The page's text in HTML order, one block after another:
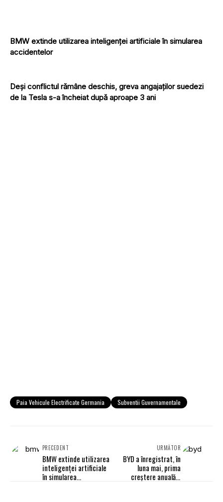
BMW extinde utilizarea inteligenței artificiale în simularea
accidentelor
Deși conflictul rămâne deschis, greva angajaților suedezi
de la Tesla s-a încheiat după aproape 3 ani
Paia Vehicule Electrificate Germania Subventii Guvernamentale
PRECEDENT
BMW extinde utilizarea
inteligenței artificiale
în simularea
URMĂTOR
BYD a înregistrat, în
luna mai, prima
creștere anuală a